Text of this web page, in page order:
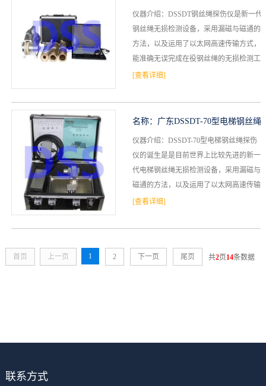
仪(脱卸型)
仪器介绍：DSSDT钢丝绳探伤仪是新一代
钢丝绳无损检测设备，采用漏磁与磁通的
方法，以及运用了以太网高速传输方式，
能准确无误完成在役钢丝绳的无损检测工
作。1)能在线检测各类起重机械钢丝绳内
[查看详细]
名称： 广东DSSDT-70型电梯钢丝绳
探伤仪(多根同测型)
仪器介绍：DSSDT-70型电梯钢丝绳探伤
仪的诞生是是目前世界上比较先进的新一
代电梯钢丝绳无损检测设备，采用漏磁与
磁通的方法，以及运用了以太网高速传输
方式，能准确无误完成电梯钢丝绳的无损
[查看详细]
首页 上一页 1 2 下一页 尾页 共2页14条数据
联系方式